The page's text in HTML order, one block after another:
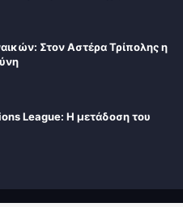
Στον Αστέρα Τρίπολης η
League: Η μετάδοση του